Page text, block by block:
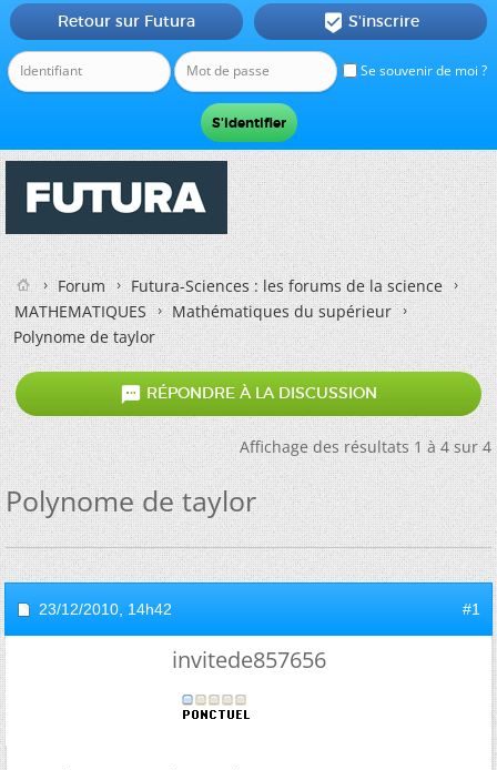
Se souvenir de moi ?
Retour sur Futura  S'inscrire
Forum
Futura-Sciences : les forums de la science
MATHEMATIQUES
Mathématiques du supérieur
Polynome de taylor
 RÉPONDRE À LA DISCUSSION
Affichage des résultats 1 à 4 sur 4
Polynome de taylor
23/12/2010, 14h42 #1
invitede857656